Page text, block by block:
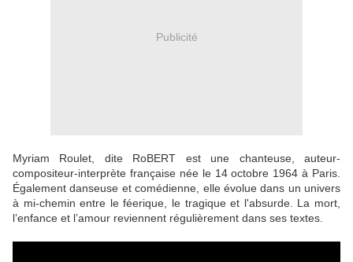
Publicité
Myriam Roulet, dite RoBERT est une chanteuse, auteur-
compositeur-interprète française née le 14 octobre 1964 à Paris.
Également danseuse et comédienne, elle évolue dans un univers
à mi-chemin entre le féerique, le tragique et l'absurde. La mort,
l’enfance et l’amour reviennent régulièrement dans ses textes.